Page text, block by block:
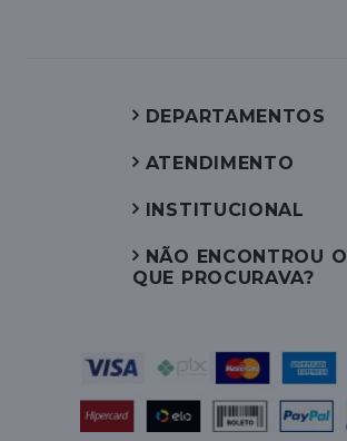
DEPARTAMENTOS
ATENDIMENTO
INSTITUCIONAL
NÃO ENCONTROU O
QUE PROCURAVA?